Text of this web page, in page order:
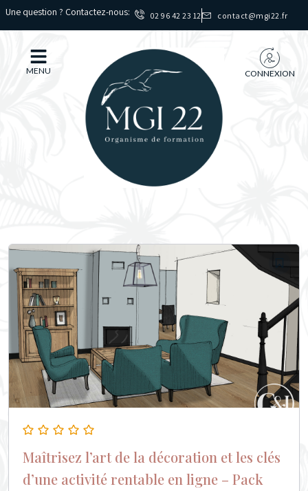
Une question ? Contactez-nous: 02 96 42 23 12 contact@mgi22.fr
MENU CONNEXION
Maîtrisez l’art de la décoration et les clés
d’une activité rentable en ligne – Pack